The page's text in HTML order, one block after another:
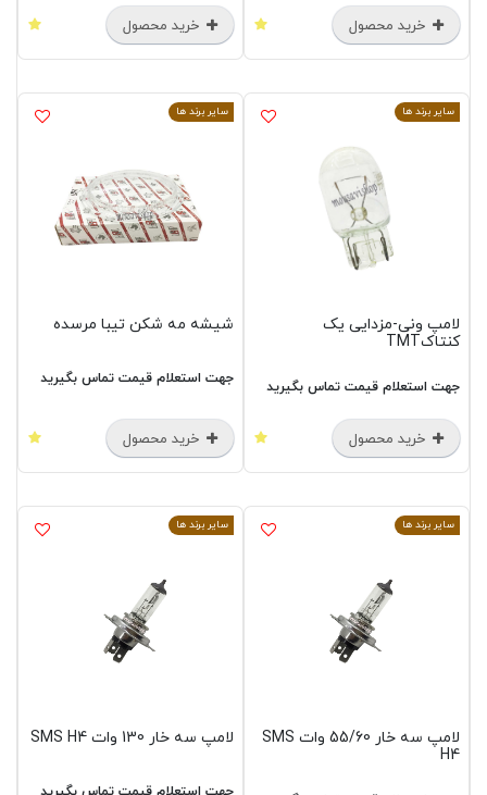
خرید محصول خرید محصول
سایر برند ها
لامپ ونی-مزدایی یک
کنتاکTMT
جهت استعلام قیمت تماس بگیرید
خرید محصول
سایر برند ها
شیشه مه شکن تیبا مرسده
جهت استعلام قیمت تماس بگیرید
خرید محصول
سایر برند ها
لامپ سه خار 55/60 وات SMS
H4
سایر برند ها
لامپ سه خار 130 وات SMS H4